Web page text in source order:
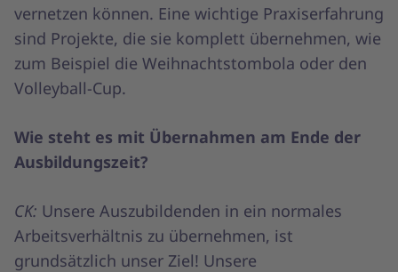
vernetzen können. Eine wichtige Praxiserfahrung
sind Projekte, die sie komplett übernehmen, wie
zum Beispiel die Weihnachtstombola oder den
Volleyball-Cup.
Wie steht es mit Übernahmen am Ende der
Ausbildungszeit?
CK: Unsere Auszubildenden in ein normales
Arbeitsverhältnis zu übernehmen, ist
grundsätzlich unser Ziel! Unsere